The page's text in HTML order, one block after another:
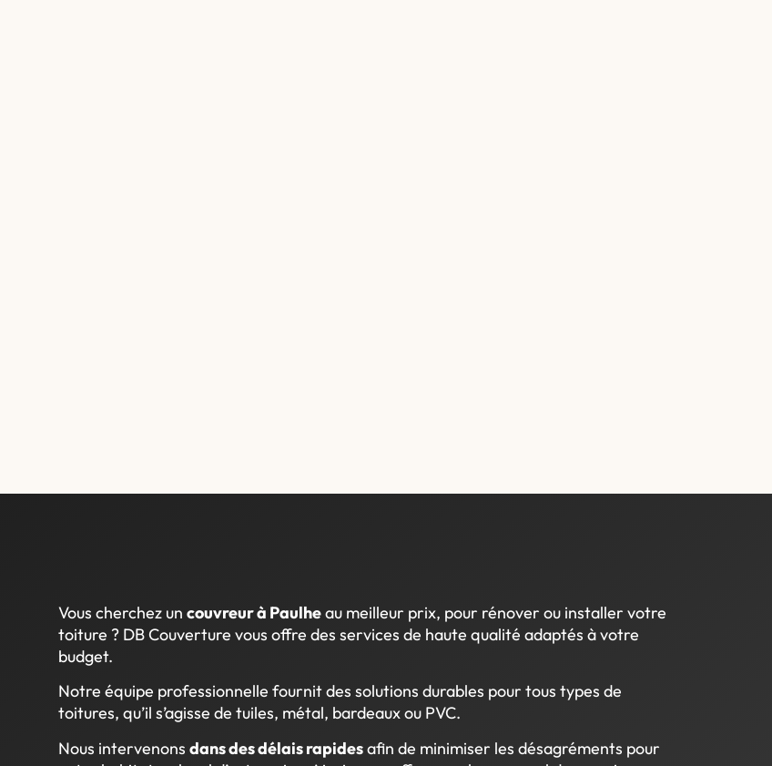
Vous cherchez un couvreur à Paulheau meilleur prix, pour rénover ou installer votre
toiture ? DB Couverture vous offre des services de haute qualité adaptés à votre
budget.
Notre équipe professionnelle fournit des solutions durables pour tous types de
toitures, qu’il s’agisse de tuiles, métal, bardeaux ou PVC.
Nous intervenons dans des délais rapidesafin de minimiser les désagréments pour